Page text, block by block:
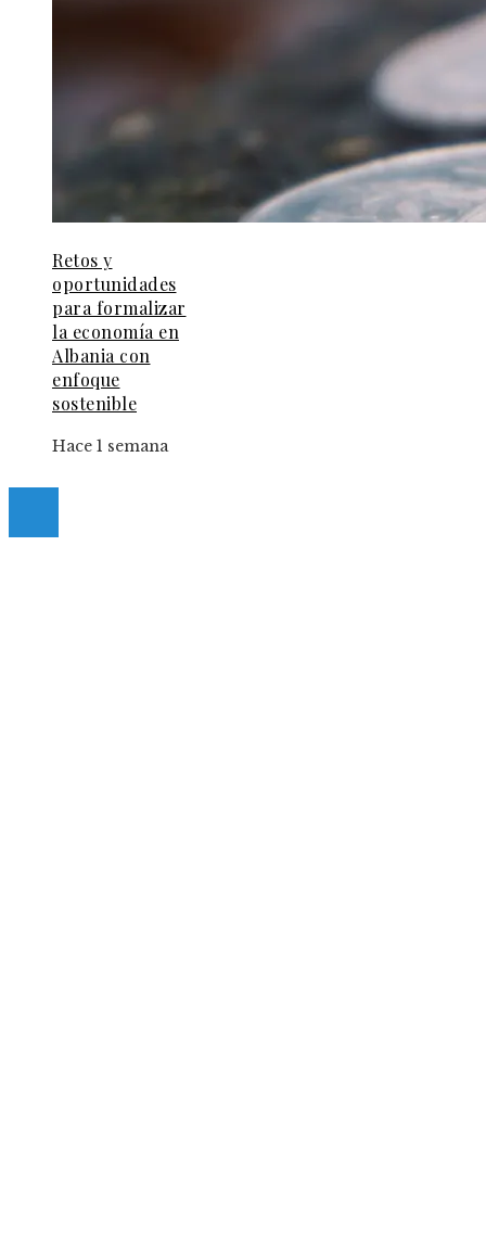
Retos y
oportunidades
para formalizar
la economía en
Albania con
enfoque
sostenible
Hace 1 semana